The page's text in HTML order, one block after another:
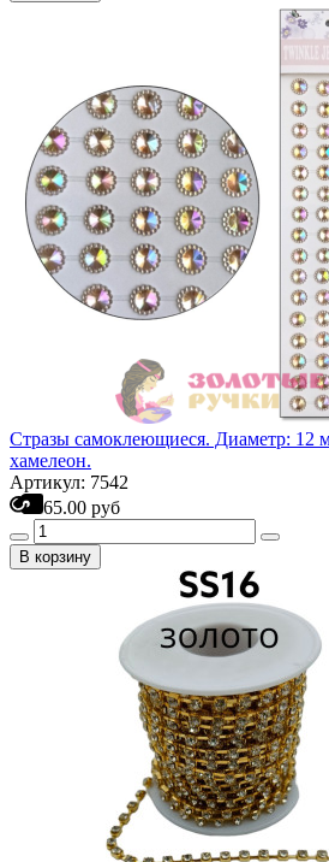
Стразы самоклеющиеся. Диаметр: 12
хамелеон.
Артикул: 7542
65.00 руб
В корзину